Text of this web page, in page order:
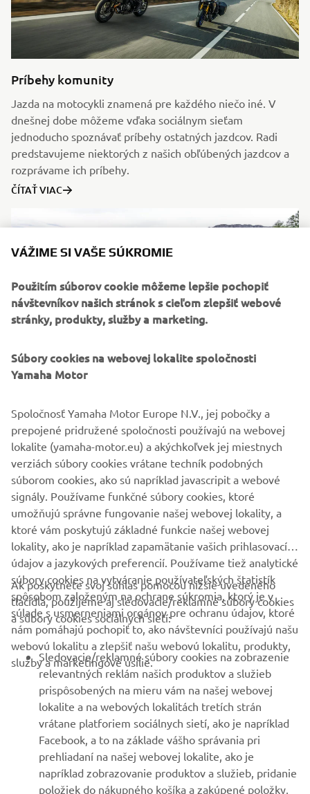
Príbehy komunity
Jazda na motocykli znamená pre každého niečo iné. V
dnešnej dobe môžeme vďaka sociálnym sieťam
jednoducho spoznávať príbehy ostatných jazdcov. Radi
predstavujeme niektorých z našich obľúbených jazdcov a
rozprávame ich príbehy.
ČÍTAŤ VIAC
Yamaha vám prináša inšpiratívne zážitky, ktoré vám
umožnia objavovať nový terén, nové vozidlá a nové
destinácie. Objavte a zažite niečo nové s jedným z našich
Destination Experiences.
ČÍTAŤ VIAC
FIREMNÉ STRÁNKY
B2B
VIAC YAMAHA
PODPORA
BULLETIN
Získajte medzi prvými informácie o najnovších ponukách,
návštevníkov našich stránok s cieľom zlepšiť webové
stránky, produkty, služby a marketing.
Yamaha Motor
prepojené pridružené spoločnosti používajú na webovej
lokalite (yamaha-motor.eu) a akýchkoľvek jej miestnych
verziách súbory cookies vrátane techník podobných
súborom cookies, ako sú napríklad javascripit a webové
signály. Používame funkčné súbory cookies, ktoré
umožňujú správne fungovanie našej webovej lokality, a
ktoré vám poskytujú základné funkcie našej webovej
lokality, ako je napríklad zapamätanie vašich prihlasovacích
údajov a jazykových preferencií. Používame tiež analytické
súbory cookies na vytváranie používateľských štatistík
spôsobom založeným na ochrane súkromia, ktorý je v
súlade s usmerneniami orgánov pre ochranu údajov, ktoré
nám pomáhajú pochopiť to, ako návštevníci používajú našu
webovú lokalitu a zlepšiť našu webovú lokalitu, produkty,
služby a marketingové úsilie.
Ak poskytnete svoj súhlas pomocou nižšie uvedeného
tlačidla, použijeme aj sledovacie/reklamné súbory cookies
a súbory cookies sociálnych sietí:
Sledovacie/reklamné súbory cookies na zobrazenie
relevantných reklám našich produktov a služieb
prispôsobených na mieru vám na našej webovej
lokalite a na webových lokalitách tretích strán
vrátane platforiem sociálnych sietí, ako je napríklad
Facebook, a to na základe vášho správania pri
prehliadaní na našej webovej lokalite, ako je
napríklad zobrazovanie produktov a služieb, pridanie
položiek do nákupného košíka a zakúpené položky,